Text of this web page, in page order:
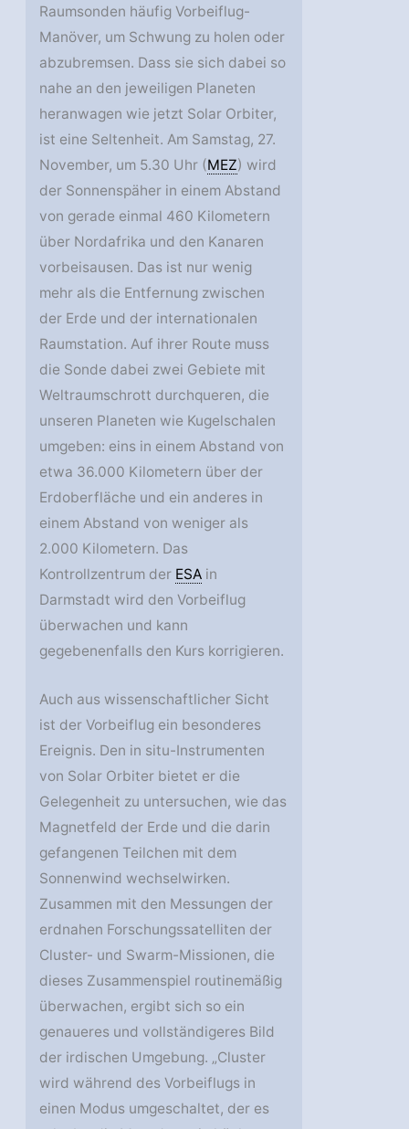
Raumsonden häufig Vorbeiflug-
Manöver, um Schwung zu holen oder
abzubremsen. Dass sie sich dabei so
nahe an den jeweiligen Planeten
heranwagen wie jetzt Solar Orbiter,
ist eine Seltenheit. Am Samstag, 27.
November, um 5.30 Uhr (MEZ) wird
der Sonnenspäher in einem Abstand
von gerade einmal 460 Kilometern
über Nordafrika und den Kanaren
vorbeisausen. Das ist nur wenig
mehr als die Entfernung zwischen
der Erde und der internationalen
Raumstation. Auf ihrer Route muss
die Sonde dabei zwei Gebiete mit
Weltraumschrott durchqueren, die
unseren Planeten wie Kugelschalen
umgeben: eins in einem Abstand von
etwa 36.000 Kilometern über der
Erdoberfläche und ein anderes in
einem Abstand von weniger als
2.000 Kilometern. Das
Kontrollzentrum der ESA in
Darmstadt wird den Vorbeiflug
überwachen und kann
gegebenenfalls den Kurs korrigieren.
Auch aus wissenschaftlicher Sicht
ist der Vorbeiflug ein besonderes
Ereignis. Den in situ-Instrumenten
von Solar Orbiter bietet er die
Gelegenheit zu untersuchen, wie das
Magnetfeld der Erde und die darin
gefangenen Teilchen mit dem
Sonnenwind wechselwirken.
Zusammen mit den Messungen der
erdnahen Forschungssatelliten der
Cluster- und Swarm-Missionen, die
dieses Zusammenspiel routinemäßig
überwachen, ergibt sich so ein
genaueres und vollständigeres Bild
der irdischen Umgebung. „Cluster
wird während des Vorbeiflugs in
einen Modus umgeschaltet, der es